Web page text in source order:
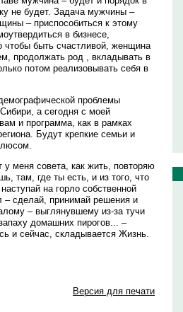
не будет. Задача мужчины –
– приспособиться к этому
в бизнесе,
чтобы быть счастливой, женщина
продолжать род , вкладывать в
потом реализовывать себя в
проблемы
а сегодня с моей
и программа, как в рамках
Будут крепкие семьи и
у меня совета, как жить, повторяю
там, где ты есть, и из того, что
на горло собственной
– сделай, принимай решения и
– выглянувшему из-за тучи
домашних пирогов... –
и сейчас, складывается Жизнь.
Версия для печати